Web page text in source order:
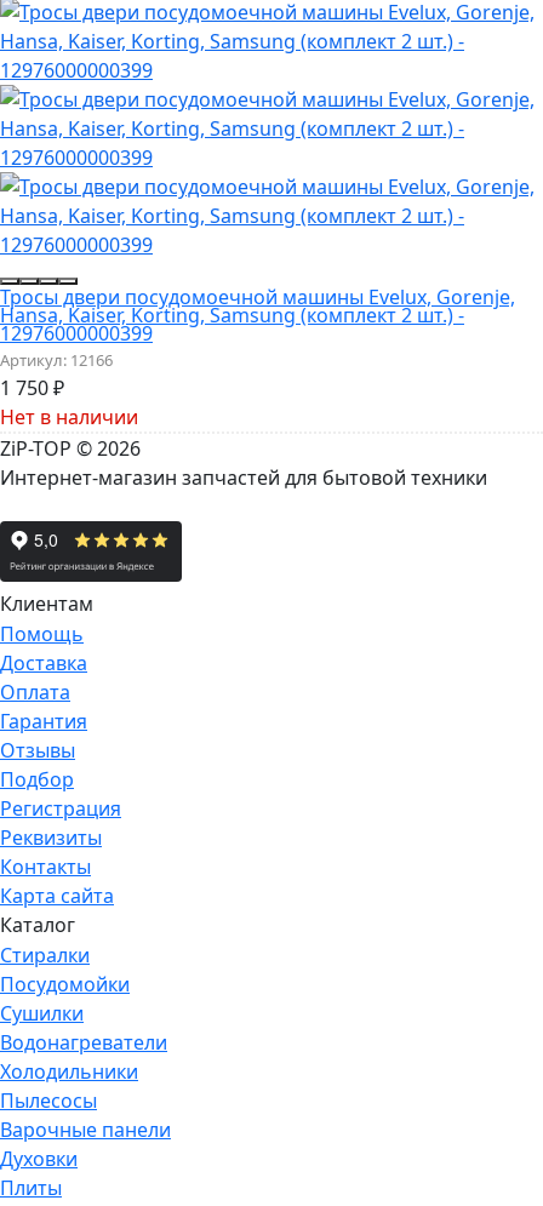
Тросы двери посудомоечной машины Evelux, Gorenje,
Hansa, Kaiser, Korting, Samsung (комплект 2 шт.) -
12976000000399
Артикул: 12166
1 750₽
Нет в наличии
ZiP-TOP © 2026
Интернет-магазин запчастей для бытовой техники
Клиентам
Помощь
Доставка
Оплата
Гарантия
Отзывы
Подбор
Регистрация
Реквизиты
Контакты
Карта сайта
Каталог
Стиралки
Посудомойки
Сушилки
Водонагреватели
Холодильники
Пылесосы
Варочные панели
Духовки
Плиты